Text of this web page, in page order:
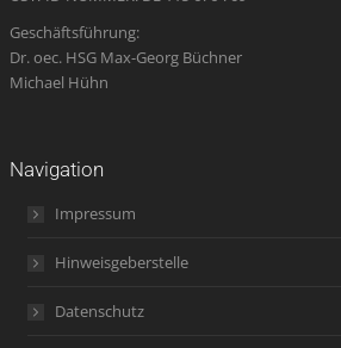
Geschäftsführung:
Dr. oec. HSG Max-Georg Büchner
Michael Hühn
Navigation
Impressum
Hinweisgeberstelle
Datenschutz